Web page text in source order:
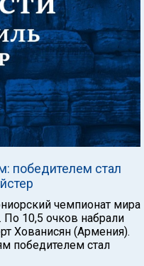
победителем стал
чемпионат мира
10,5 очков набрали
Хованисян (Армения).
победителем стал